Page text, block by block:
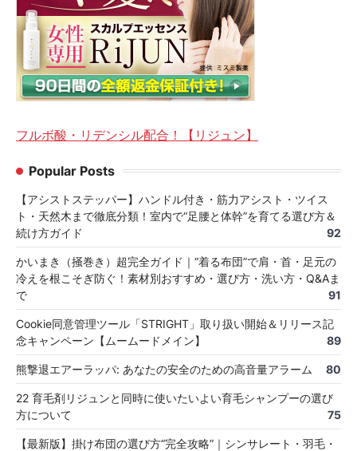
フルボ酸・リデンシル配合！【リジュン】
Popular Posts
【アシストステッパー】ハンドル付き・筋力アシスト・ツイス
ト・天然木まで徹底分類！室内で“足腰と体幹”を育てる選び方＆
続け方ガイド
92
かいまき（掻巻き）超完全ガイド｜“着る布団”で肩・首・足元の
冷えを根こそぎ防ぐ！素材別おすすめ・選び方・洗い方・Q&Aま
で
91
Cookie同意管理ツール「STRIGHT」取り扱い開始＆リリース記
念キャンペーン【ムームードメイン】
89
熊撃退エアーラッパ: あなたの安全のための高音量アラーム 80
22 育毛剤リジュンと同時に使いたいよい育毛シャンプーの選び
方について
75
【最新版】掛け布団の選び方“完全攻略”｜シンサレート・羽毛・